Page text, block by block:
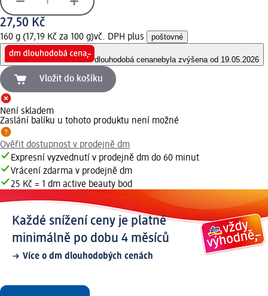
27,50 Kč
160 g (17,19 Kč za 100 g)vč. DPH plus poštovné
dlouhodobá cenanebyla zvýšena od 19.05.2026
Vložit do košíku
Není skladem
Zaslání balíku u tohoto produktu není možné
Ověřit dostupnost v prodejně dm
Expresní vyzvednutí v prodejně dm do 60 minut
Vrácení zdarma v prodejně dm
25 Kč = 1 dm active beauty bod
Každé snížení ceny je platné
minimálně po dobu 4 měsíců
Více o dm dlouhodobých cenách